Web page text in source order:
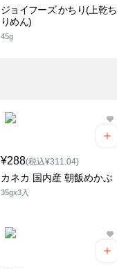
ジョイフーズ かちり(上乾ち
りめん)
45g
¥288(税込¥311.04)
カネカ 国内産 朝飯めかぶ
35gx3入